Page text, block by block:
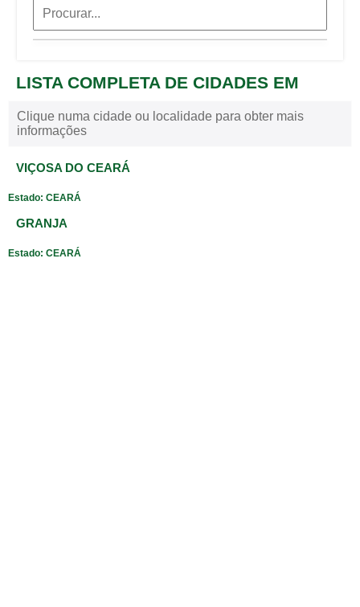
LISTA COMPLETA DE CIDADES EM
Clique numa cidade ou localidade para obter mais
informações
VIÇOSA DO CEARÁ
Estado: CEARÁ
GRANJA
Estado: CEARÁ